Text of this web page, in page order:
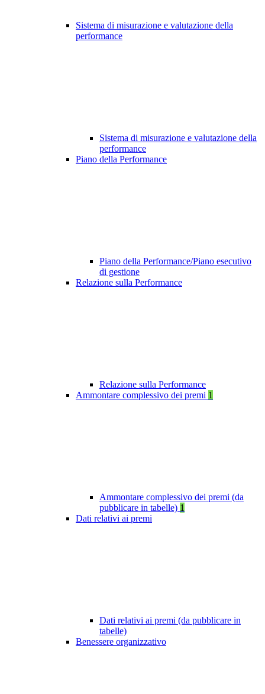
Sistema di misurazione e valutazione della
performance
Sistema di misurazione e valutazione della
performance
Piano della Performance
Piano della Performance/Piano esecutivo
di gestione
Relazione sulla Performance
Relazione sulla Performance
Ammontare complessivo dei premi 1
Ammontare complessivo dei premi (da
pubblicare in tabelle) 1
Dati relativi ai premi
Dati relativi ai premi (da pubblicare in
tabelle)
Benessere organizzativo